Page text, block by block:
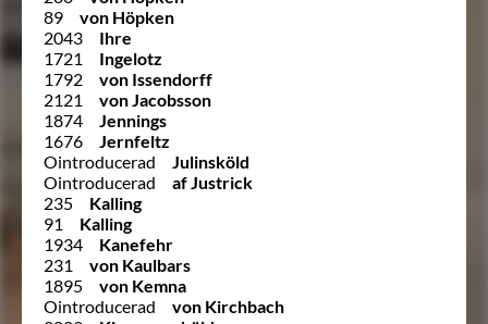
89
von Höpken
2043
Ihre
1721
Ingelotz
1792
von Issendorff
2121
von Jacobsson
1874
Jennings
1676
Jernfeltz
Ointroducerad
Julinsköld
Ointroducerad
af Justrick
235
Kalling
91
Kalling
1934
Kanefehr
231
von Kaulbars
1895
von Kemna
Ointroducerad
von Kirchbach